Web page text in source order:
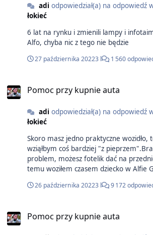
adi odpowiedział(a) na odpowiedź
łokieć
6 lat na rynku i zmienili lampy i
Alfo, chyba nic z tego nie będzie
27 października 20223 l 1 560
Pomoc przy kupnie auta
adi odpowiedział(a) na odpowiedź
łokieć
Skoro masz jedno praktyczne wozidło,
wziąłbym coś bardziej "z
problem, możesz fotelik dać na
temu woziłem czasem dziecko w Alfie
to bierz Fifi, bo póżniej będziesz żałował P,S A ja bym
26 października 20223 l 9 172
Pomoc przy kupnie auta